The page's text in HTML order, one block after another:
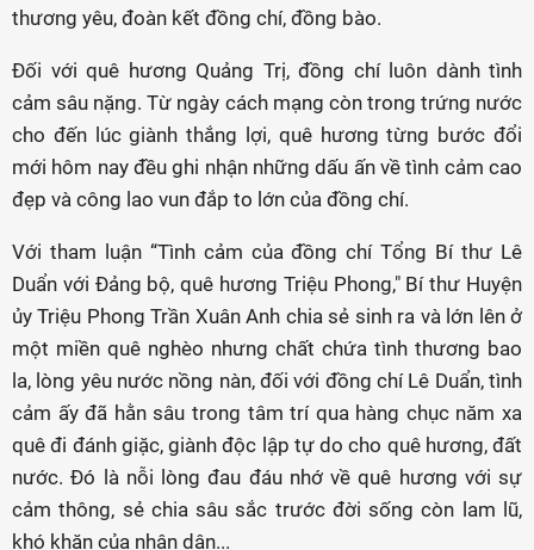
thương yêu, đoàn kết đồng chí, đồng bào.
Đối với quê hương Quảng Trị, đồng chí luôn dành tình
cảm sâu nặng. Từ ngày cách mạng còn trong trứng nước
cho đến lúc giành thắng lợi, quê hương từng bước đổi
mới hôm nay đều ghi nhận những dấu ấn về tình cảm cao
đẹp và công lao vun đắp to lớn của đồng chí.
Với tham luận “Tình cảm của đồng chí Tổng Bí thư Lê
Duẩn với Đảng bộ, quê hương Triệu Phong," Bí thư Huyện
ủy Triệu Phong Trần Xuân Anh chia sẻ sinh ra và lớn lên ở
một miền quê nghèo nhưng chất chứa tình thương bao
la, lòng yêu nước nồng nàn, đối với đồng chí Lê Duẩn, tình
cảm ấy đã hằn sâu trong tâm trí qua hàng chục năm xa
quê đi đánh giặc, giành độc lập tự do cho quê hương, đất
nước. Đó là nỗi lòng đau đáu nhớ về quê hương với sự
cảm thông, sẻ chia sâu sắc trước đời sống còn lam lũ,
khó khăn của nhân dân...